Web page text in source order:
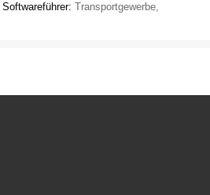
Softwareführer: Transportgewerbe,